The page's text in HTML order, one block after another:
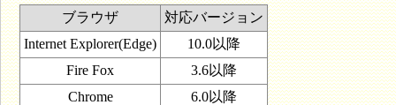
ブラウザ
対応バージョン
Internet Explorer(Edge)
10.0以降
Fire Fox
3.6以降
Chrome
6.0以降